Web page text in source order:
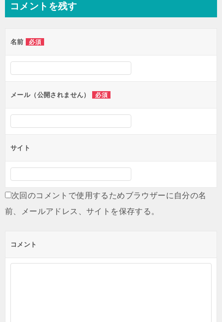
ビ
ー
シ
ョ
ン
コメントを残す
名前 必須
メール（公開されません） 必須
サイト
次回のコメントで使用するためブラウザーに自分の名
前、メールアドレス、サイトを保存する。
コメント